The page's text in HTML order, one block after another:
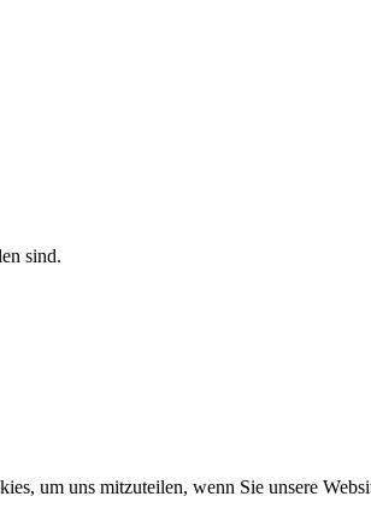
sind.
um uns mitzuteilen, wenn Sie unsere